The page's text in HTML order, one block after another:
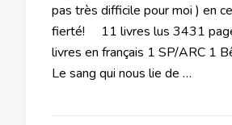
pas très difficile pour moi ) en
fierté! 11 livres lus 3431
livres en français 1 SP/ARC 1
Le sang qui nous lie de …